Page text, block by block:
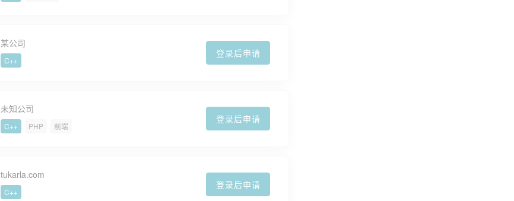
某公司
C++
登录后申请
未知公司
C++ PHP 前端
登录后申请
tukarla.com
C++
登录后申请